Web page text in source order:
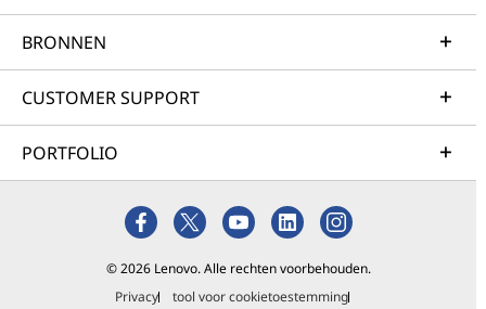
BRONNEN
CUSTOMER SUPPORT
PORTFOLIO
© 2026 Lenovo. Alle rechten voorbehouden.
Privacy
tool voor cookietoestemming